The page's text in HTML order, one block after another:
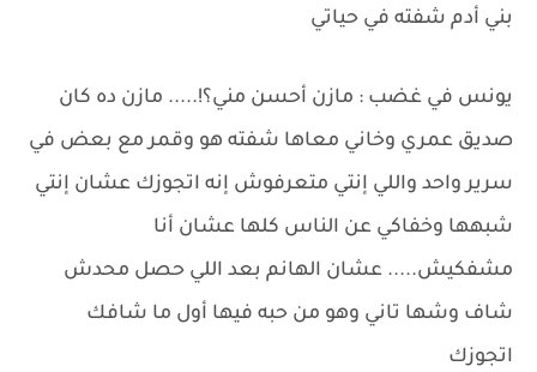
بني أدم شفته في حياتي
يونس في غضب : مازن أحسن مني؟!..... مازن ده كان
صديق عمري وخاني معاها شفته هو وقمر مع بعض في
سرير واحد واللي إنتي متعرفوش إنه اتجوزك عشان إنتي
شبهها وخفاكي عن الناس كلها عشان أنا
مشفكيش..... عشان الهانم بعد اللي حصل محدش
شاف وشها تاني وهو من حبه فيها أول ما شافك
اتجوزك